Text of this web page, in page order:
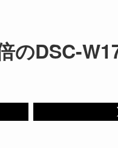
のDSC-